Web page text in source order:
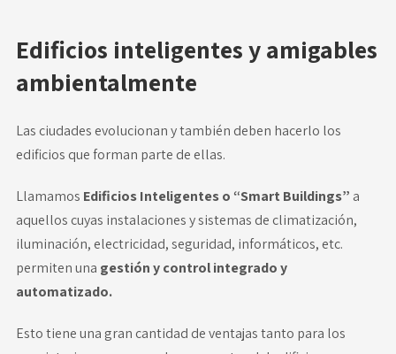
Edificios inteligentes y amigables
ambientalmente
Las ciudades evolucionan y también deben hacerlo los
edificios que forman parte de ellas.
Llamamos Edificios Inteligentes o “Smart Buildings” a
aquellos cuyas instalaciones y sistemas de climatización,
iluminación, electricidad, seguridad, informáticos, etc.
permiten una gestión y control integrado y
automatizado.
Esto tiene una gran cantidad de ventajas tanto para los